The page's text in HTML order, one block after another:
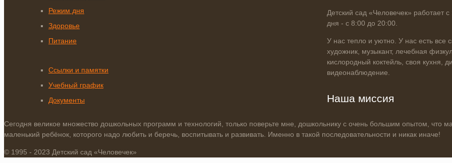
Режим дня
Здоровье
Питание
Ссылки и памятки
Учебный график
Документы
Детский сад «Человечек» работает
дня - с 8:00 до 20:00.
У нас тепло и уютно. У нас есть все
художник, музыкант, лечебная
кислородный коктейль, своя кухня,
видеонаблюдение.
Наша миссия
Сегодня великое множество дошкольных программ и технологий, только поверьте мне, дошкольнику с очень большим опытом, что
маленький ребёнок, которого надо любить и беречь, воспитывать и развивать. Именно в такой последовательности и никак иначе!
© 1995 - 2023 Детский сад «Человечек»